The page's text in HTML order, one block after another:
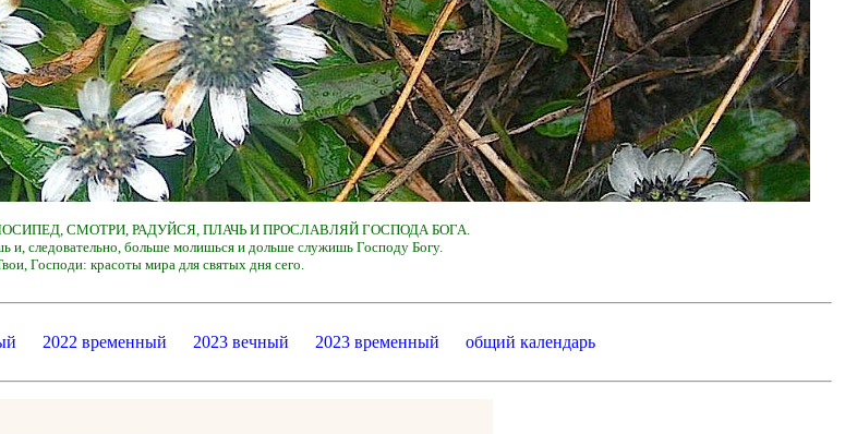
СМОТРИ, РАДУЙСЯ, ПЛАЧЬ И ПРОСЛАВЛЯЙ ГОСПОДА БОГА.
и, следовательно, больше молишься и дольше служишь Господу Богу.
Господи: красоты мира для святых дня сего.
2022 временный 2023 вечный 2023 временный общий календарь